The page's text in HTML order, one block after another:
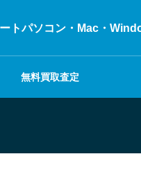
トパソコン・Mac・
無料買取査定